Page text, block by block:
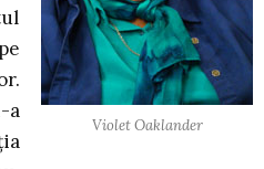
Violet Oaklander
a